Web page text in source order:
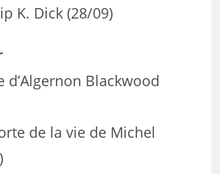
K. Dick (28/09)
d’Algernon Blackwood
de la vie de Michel